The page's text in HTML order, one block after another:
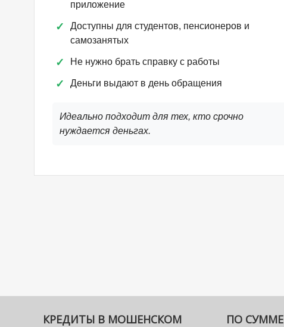
приложение
Доступны для студентов, пенсионеров и
самозанятых
Не нужно брать справку с работы
Деньги выдают в день обращения
Идеально подходит для тех, кто срочно
нуждается деньгах.
КРЕДИТЫ В МОШЕНСКОМ ПО СУММЕ